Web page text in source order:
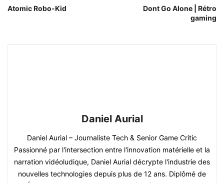
Atomic Robo-Kid
Dont Go Alone | Rétro
gaming
Daniel Aurial
Daniel Aurial – Journaliste Tech & Senior Game Critic
Passionné par l'intersection entre l'innovation matérielle et la
narration vidéoludique, Daniel Aurial décrypte l'industrie des
nouvelles technologies depuis plus de 12 ans. Diplômé de